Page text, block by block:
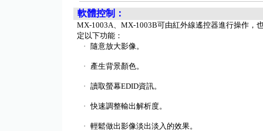
軟體控制：
MX-1003A、 MX-1003B可由紅外線遙控器進行操作，
定以下功能：
·
隨意放大影像。
· 產生背景顏色。
· 讀取螢幕EDID資訊。
· 快速調整輸出解析度。
· 輕鬆做出影像淡出淡入的效果。